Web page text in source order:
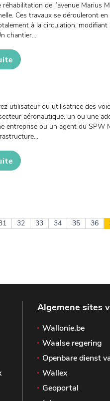
réhabilitation de l’avenue Marius
Ces travaux se dérouleront
à la circulation,
chantier...
utilisateur ou utilisatrice des
aéronautique, un ou une
entreprise ou un agent du SPW
32 33 34 35 36
Algemene sites
Wallonie.be
Waalse regering
Openbare dienst
Wallex
Geoportal